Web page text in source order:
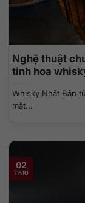
Nghệ thuật
tinh hoa
Whisky Nhật Bản
mặt...
02
Th10